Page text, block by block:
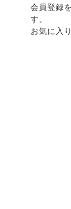
会員登録
す。
お気に入